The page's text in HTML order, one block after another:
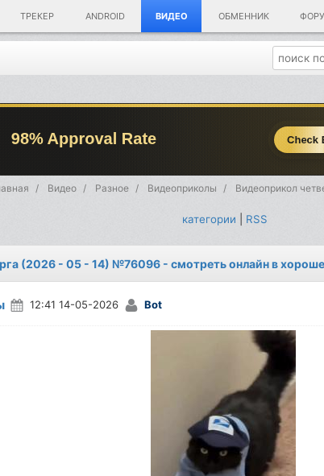
ТРЕКЕР ANDROID ВИДЕО ОБМЕННИК
Видео Разное Видеоприколы Видеоприкол
категории RSS
(2026 - 05 - 14) №76096 - смотреть онлайн в
12:41 14-05-2026 Bot